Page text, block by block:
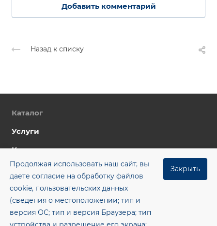
Добавить комментарий
Назад к списку
Каталог
Услуги
Компания
Цены
Контакты
Блог
+7 (8482) 955‒462
Продолжая использовать наш сайт, вы
даете согласие на обработку файлов
cookie, пользовательских данных
(сведения о местоположении; тип и
версия ОС; тип и версия Браузера; тип
Закрыть